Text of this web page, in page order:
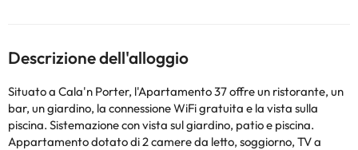
Descrizione dell'alloggio
Situato a Cala'n Porter, l'Apartamento 37 offre un ristorante, un
bar, un giardino, la connessione WiFi gratuita e la vista sulla
piscina. Sistemazione con vista sul giardino, patio e piscina.
Appartamento dotato di 2 camere da letto, soggiorno, TV a